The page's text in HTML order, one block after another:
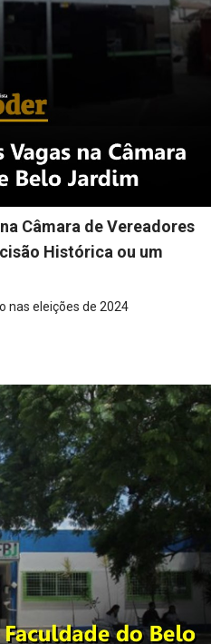
Câmara de Vereadores
Histórica ou um
nas eleições de 2024